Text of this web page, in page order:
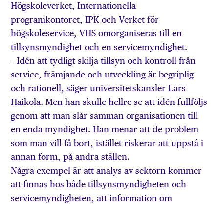
Högskoleverket, Internationella
programkontoret, IPK och Verket för
högskoleservice, VHS omorganiseras till en
tillsynsmyndighet och en servicemyndighet.
– Idén att tydligt skilja tillsyn och kontroll från
service, främjande och utveckling är begriplig
och rationell, säger universitetskansler Lars
Haikola. Men han skulle hellre se att idén fullföljs
genom att man slår samman organisationen till
en enda myndighet. Han menar att de problem
som man vill få bort, istället riskerar att uppstå i
annan form, på andra ställen.
Några exempel är att analys av sektorn kommer
att finnas hos både tillsynsmyndigheten och
servicemyndigheten, att information om